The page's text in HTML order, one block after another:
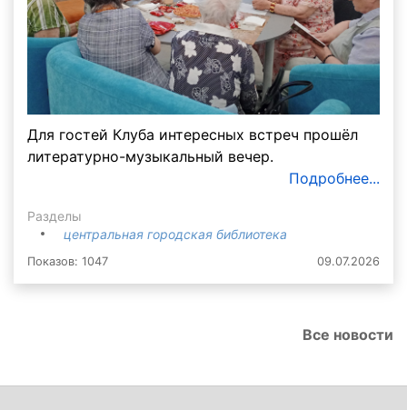
Для гостей Клуба интересных встреч прошёл
литературно-музыкальный вечер.
Подробнее...
Разделы
центральная городская библиотека
Показов: 1047 09.07.2026
Все новости